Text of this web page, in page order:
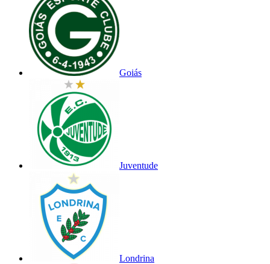
Goiás
Juventude
Londrina